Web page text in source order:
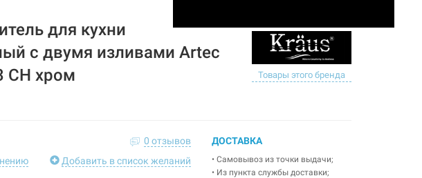
для кухни
с двумя изливами Artec
CH хром
Товары этого бренда
0 отзывов
Добавить в список желаний
ДОСТАВКА
• Самовывоз из точки выдачи;
• Из пункта службы доставки;